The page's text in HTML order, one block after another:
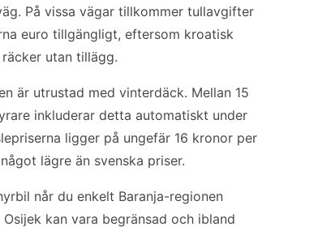
På vissa vägar tillkommer tullavgifter
euro tillgängligt, eftersom kroatisk
utan tillägg.
är utrustad med vinterdäck. Mellan 15
inkluderar detta automatiskt under
ligger på ungefär 16 kronor per
lägre än svenska priser.
når du enkelt Baranja-regionen
kan vara begränsad och ibland